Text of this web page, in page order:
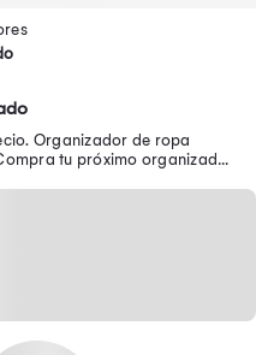
Organizador de ropa
tu próximo organizador